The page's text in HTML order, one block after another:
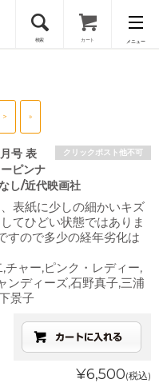
検索 カート メニュー
> »
クリックポスト他不可
号 表
ピンナ
し/近代映画社
表紙に少しの細かいキズ
てひどい状態ではありま
すので多少の経年劣化は
チャー,ピンク・レディー,
ンディーズ,石野真子,三浦
景子
¥6,500(税込)